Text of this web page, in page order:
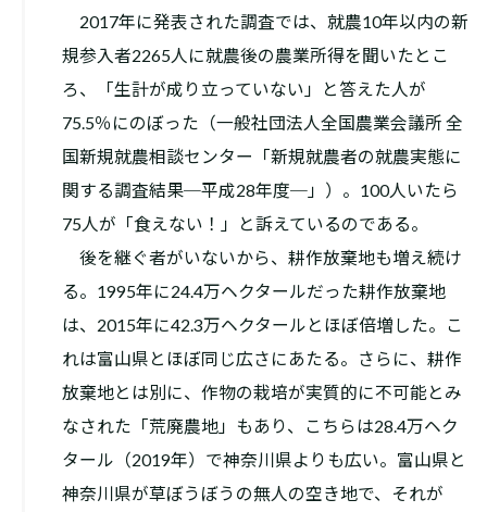
2017年に発表された調査では、就農10年以内の新
規参入者2265人に就農後の農業所得を聞いたとこ
ろ、「生計が成り立っていない」と答えた人が
75.5％にのぼった（一般社団法人全国農業会議所 全
国新規就農相談センター「新規就農者の就農実態に
関する調査結果─平成28年度─」）。100人いたら
75人が「食えない！」と訴えているのである。
後を継ぐ者がいないから、耕作放棄地も増え続け
る。1995年に24.4万ヘクタールだった耕作放棄地
は、2015年に42.3万ヘクタールとほぼ倍増した。こ
れは富山県とほぼ同じ広さにあたる。さらに、耕作
放棄地とは別に、作物の栽培が実質的に不可能とみ
なされた「荒廃農地」もあり、こちらは28.4万ヘク
タール（2019年）で神奈川県よりも広い。富山県と
神奈川県が草ぼうぼうの無人の空き地で、それが